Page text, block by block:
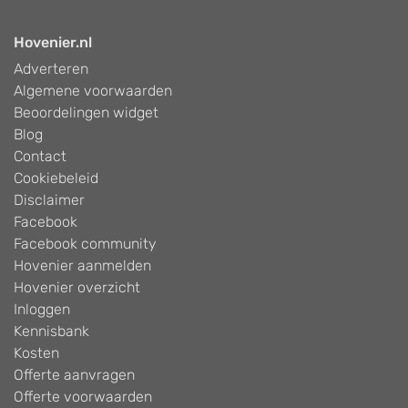
Hovenier.nl
Adverteren
Algemene voorwaarden
Beoordelingen widget
Blog
Contact
Cookiebeleid
Disclaimer
Facebook
Facebook community
Hovenier aanmelden
Hovenier overzicht
Inloggen
Kennisbank
Kosten
Offerte aanvragen
Offerte voorwaarden